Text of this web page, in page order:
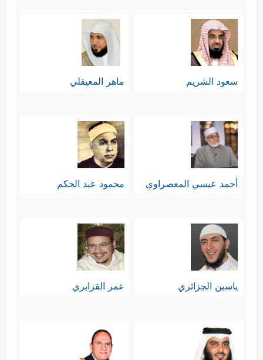
سعود الشريم ماهر المعيقلي
أحمد عيسي المعصراوي محمود عبد الحكم
ياسين الجزائري عمر القزابري